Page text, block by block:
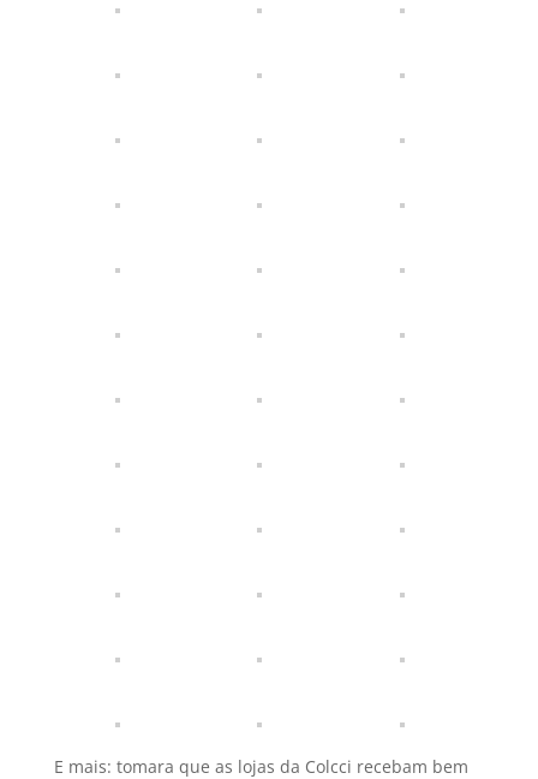
E mais: tomara que as lojas da Colcci recebam bem